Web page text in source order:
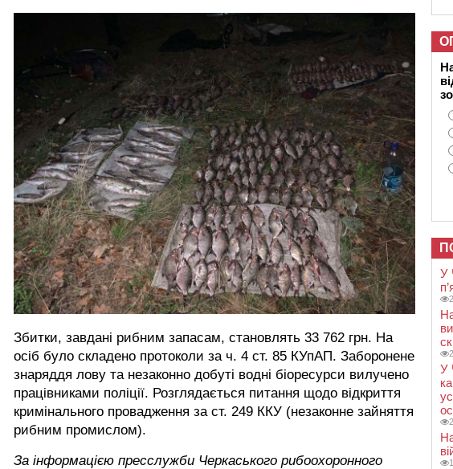
Збитки, завдані рибним запасам, становлять 33 762 грн. На
осіб було складено протоколи за ч. 4 ст. 85 КУпАП. Заборонене
знаряддя лову та незаконно добуті водні біоресурси вилучено
працівниками поліції. Розглядається питання щодо відкриття
кримінального провадження за ст. 249 ККУ (незаконне зайняття
рибним промислом).
За інформацією пресслужби Черкаського рибоохоронного
У
У